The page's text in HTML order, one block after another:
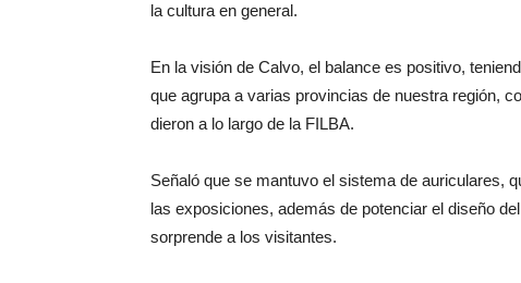
la cultura en general.
En la visión de Calvo, el balance es positivo,
que agrupa a varias provincias de nuestra región,
dieron a lo largo de la FILBA.
Señaló que se mantuvo el sistema de auriculares,
las exposiciones, además de potenciar el diseño
sorprende a los visitantes.